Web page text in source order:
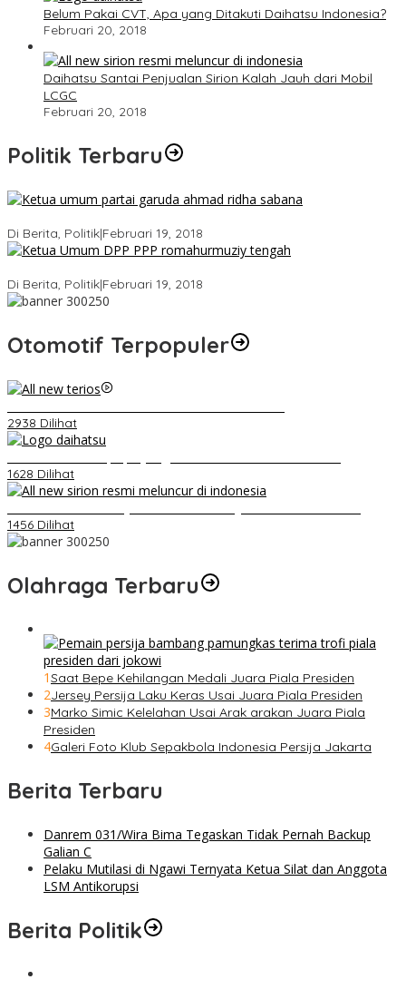
Belum Pakai CVT, Apa yang Ditakuti Daihatsu Indonesia?
Februari 20, 2018
Daihatsu Santai Penjualan Sirion Kalah Jauh dari Mobil
LCGC
Februari 20, 2018
Politik Terbaru
Di Berita, Politik|Februari 19, 2018
Di Berita, Politik|Februari 19, 2018
Otomotif Terpopuler
2938 Dilihat
1628 Dilihat
1456 Dilihat
Olahraga Terbaru
1Saat Bepe Kehilangan Medali Juara Piala Presiden
2Jersey Persija Laku Keras Usai Juara Piala Presiden
3Marko Simic Kelelahan Usai Arak arakan Juara Piala
Presiden
4Galeri Foto Klub Sepakbola Indonesia Persija Jakarta
Berita Terbaru
Danrem 031/Wira Bima Tegaskan Tidak Pernah Backup
Galian C
Pelaku Mutilasi di Ngawi Ternyata Ketua Silat dan Anggota
LSM Antikorupsi
Berita Politik